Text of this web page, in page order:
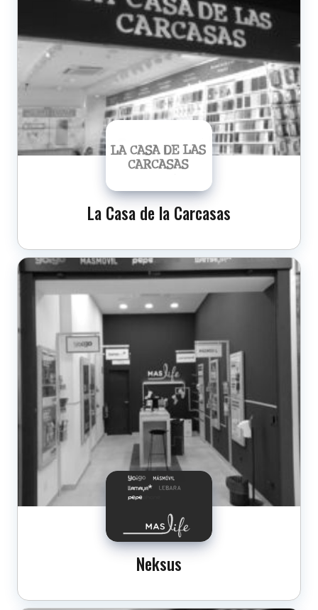
La Casa de la Carcasas
Neksus